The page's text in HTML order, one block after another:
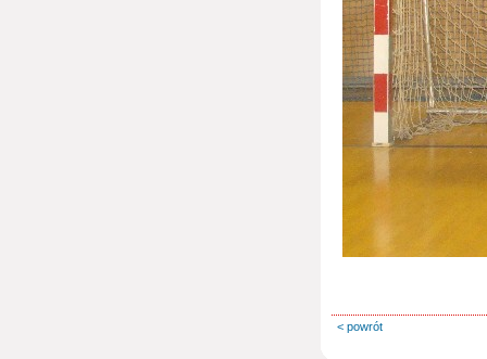
< powrót